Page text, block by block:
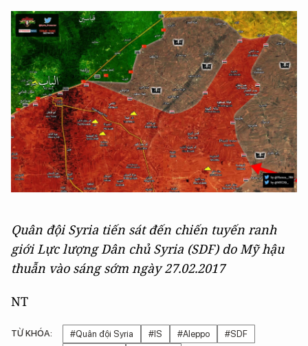
Quân đội Syria tiến sát đến chiến tuyến ranh
giới Lực lượng Dân chủ Syria (SDF) do Mỹ hậu
thuẫn vào sáng sớm ngày 27.02.2017
NT
TỪ KHÓA: #Quân đội Syria #IS #Aleppo
#SDF